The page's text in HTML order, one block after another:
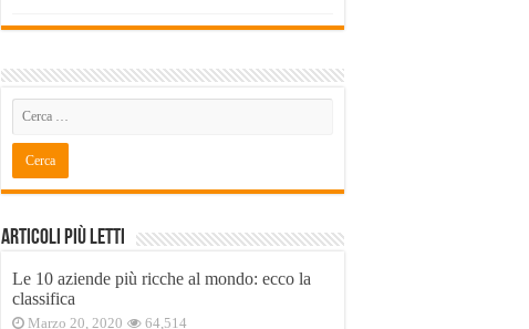
Articoli Più Letti
Le 10 aziende più ricche al mondo: ecco la
classifica
Marzo 20, 2020 64,514